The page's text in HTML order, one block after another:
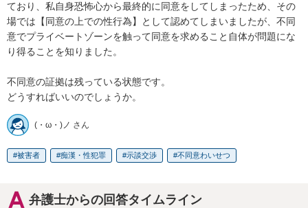
ており、私自身恐怖心から最終的に同意をしてしまったため、その
場では【同意の上での性行為】として認めてしまいましたが、不同
意でプライベートゾーンを触って同意を求めること自体が問題にな
り得ることを知りました。
不同意の証拠は残っている状態です。
どうすればいいのでしょうか。
(・ω・)ノ さん
被害者 痴漢・性犯罪 示談交渉 不同意わいせつ
弁護士からの回答タイムライン